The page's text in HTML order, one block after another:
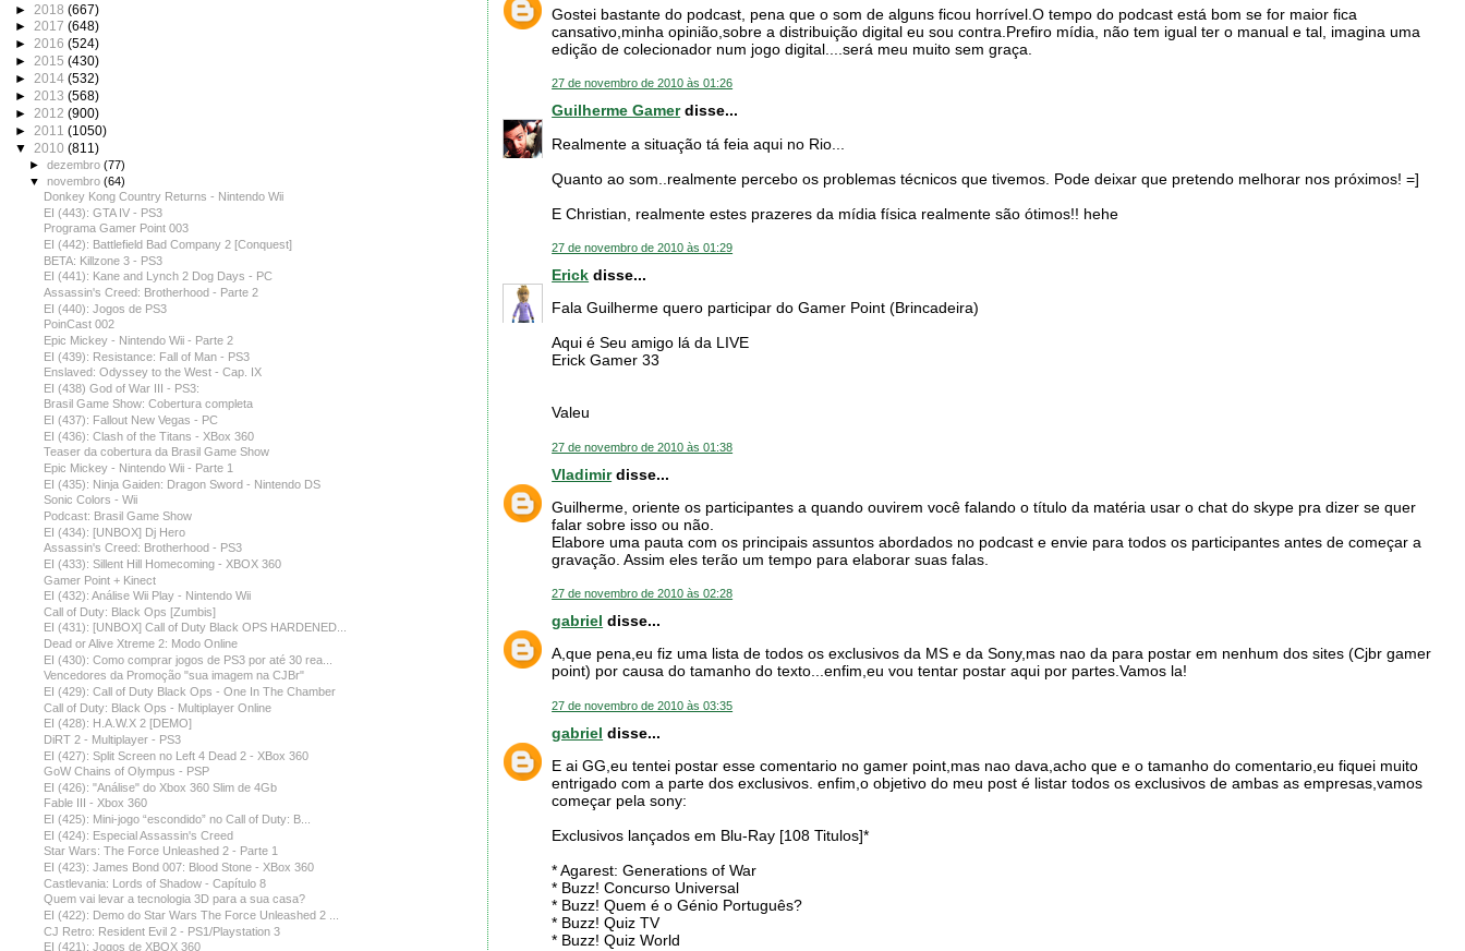
Gostei bastante do podcast, pena que o som de alguns ficou horrível.O tempo do podcast está bom se for maior fica
cansativo,minha opinião,sobre a distribuição digital eu sou contra.Prefiro mídia, não tem igual ter o manual e tal, imagina uma
edição de colecionador num jogo digital....será meu muito sem graça.
27 de novembro de 2010 às 01:26
Guilherme Gamerdisse...
Realmente a situação tá feia aqui no Rio...
Quanto ao som..realmente percebo os problemas técnicos que tivemos. Pode deixar que pretendo melhorar nos próximos! =]
E Christian, realmente estes prazeres da mídia física realmente são ótimos!! hehe
27 de novembro de 2010 às 01:29
Erick disse...
Fala Guilherme quero participar do Gamer Point (Brincadeira)
Aqui é Seu amigo lá da LIVE
Erick Gamer 33
Valeu
27 de novembro de 2010 às 01:38
Vladimirdisse...
Guilherme, oriente os participantes a quando ouvirem você falando o título da matéria usar o chat do skype pra dizer se quer
falar sobre isso ou não.
Elabore uma pauta com os principais assuntos abordados no podcast e envie para todos os participantes antes de começar a
gravação. Assim eles terão um tempo para elaborar suas falas.
27 de novembro de 2010 às 02:28
gabriel disse...
A,que pena,eu fiz uma lista de todos os exclusivos da MS e da Sony,mas nao da para postar em nenhum dos sites (Cjbr gamer
point) por causa do tamanho do texto...enfim,eu vou tentar postar aqui por partes.Vamos la!
27 de novembro de 2010 às 03:35
gabriel disse...
E ai GG,eu tentei postar esse comentario no gamer point,mas nao dava,acho que e o tamanho do comentario,eu fiquei muito
entrigado com a parte dos exclusivos. enfim,o objetivo do meu post é listar todos os exclusivos de ambas as empresas,vamos
começar pela sony:
Exclusivos lançados em Blu-Ray [108 Titulos]*
* Agarest: Generations of War
* Buzz! Concurso Universal
* Buzz! Quem é o Génio Português?
* Buzz! Quiz TV
* Buzz! Quiz World
► 2018 (667)
► 2017 (648)
► 2016 (524)
► 2015 (430)
► 2014 (532)
► 2013 (568)
► 2012 (900)
► 2011 (1050)
▼ 2010 (811)
►dezembro(77)
▼novembro(64)
Donkey Kong Country Returns - Nintendo Wii
EI (443): GTA IV - PS3
Programa Gamer Point 003
EI (442): Battlefield Bad Company 2 [Conquest]
BETA: Killzone 3 - PS3
EI (441): Kane and Lynch 2 Dog Days - PC
Assassin's Creed: Brotherhood - Parte 2
EI (440): Jogos de PS3
PoinCast 002
Epic Mickey - Nintendo Wii - Parte 2
EI (439): Resistance: Fall of Man - PS3
Enslaved: Odyssey to the West - Cap. IX
EI (438) God of War III - PS3:
Brasil Game Show: Cobertura completa
EI (437): Fallout New Vegas - PC
EI (436): Clash of the Titans - XBox 360
Teaser da cobertura da Brasil Game Show
Epic Mickey - Nintendo Wii - Parte 1
EI (435): Ninja Gaiden: Dragon Sword - Nintendo DS
Sonic Colors - Wii
Podcast: Brasil Game Show
EI (434): [UNBOX] Dj Hero
Assassin's Creed: Brotherhood - PS3
EI (433): Sillent Hill Homecoming - XBOX 360
Gamer Point + Kinect
EI (432): Análise Wii Play - Nintendo Wii
Call of Duty: Black Ops [Zumbis]
EI (431): [UNBOX] Call of Duty Black OPS HARDENED...
Dead or Alive Xtreme 2: Modo Online
EI (430): Como comprar jogos de PS3 por até 30 rea...
Vencedores da Promoção "sua imagem na CJBr"
EI (429): Call of Duty Black Ops - One In The Chamber
Call of Duty: Black Ops - Multiplayer Online
EI (428): H.A.W.X 2 [DEMO]
DiRT 2 - Multiplayer - PS3
EI (427): Split Screen no Left 4 Dead 2 - XBox 360
GoW Chains of Olympus - PSP
EI (426): "Análise" do Xbox 360 Slim de 4Gb
Fable III - Xbox 360
EI (425): Mini-jogo “escondido” no Call of Duty: B...
EI (424): Especial Assassin's Creed
Star Wars: The Force Unleashed 2 - Parte 1
EI (423): James Bond 007: Blood Stone - XBox 360
Castlevania: Lords of Shadow - Capítulo 8
Quem vai levar a tecnologia 3D para a sua casa?
EI (422): Demo do Star Wars The Force Unleashed 2 ...
CJ Retro: Resident Evil 2 - PS1/Playstation 3
EI (421): Jogos de XBOX 360